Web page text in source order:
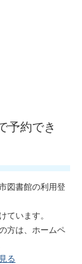
予約でき
図書館の利用登
ています。
方は、ホームペ
る